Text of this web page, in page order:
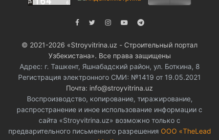
© 2021-2026 «Stroyvitrina.uz - Строительный портал
Узбекистана». Все права защищены
Адрес: г. Ташкент, Яшнабадский район, ул. Боткина, 8
Регистрация электронного СМИ: №1419 от 19.05.2021
Почта: info@stroyvitrina.uz
Воспроизводство, копирование, тиражирование,
распространение и иное использование информации с
сайта «Stroyvitrina.uz» возможно только с
предварительного письменного разрешения ООО «TheLead